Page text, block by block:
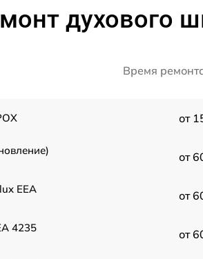
духового
Время
от
от
EEA
от
4235
от